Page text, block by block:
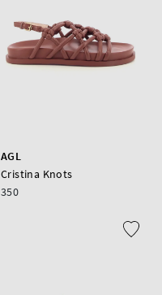
AGL
Cristina Knots
350